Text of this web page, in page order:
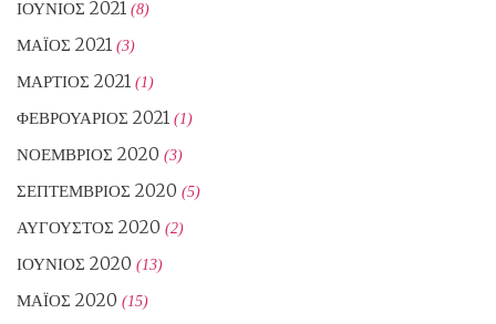
ΙΟΎΝΙΟΣ 2021 (8)
ΜΆΙΟΣ 2021 (3)
ΜΆΡΤΙΟΣ 2021 (1)
ΦΕΒΡΟΥΆΡΙΟΣ 2021 (1)
ΝΟΈΜΒΡΙΟΣ 2020 (3)
ΣΕΠΤΈΜΒΡΙΟΣ 2020 (5)
ΑΎΓΟΥΣΤΟΣ 2020 (2)
ΙΟΎΝΙΟΣ 2020 (13)
ΜΆΙΟΣ 2020 (15)